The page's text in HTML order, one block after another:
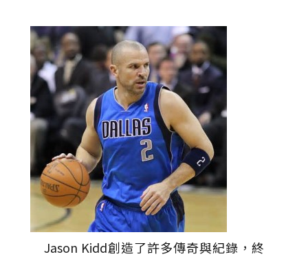
Jason Kidd創造了許多傳奇與紀錄，終